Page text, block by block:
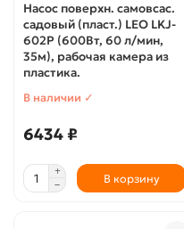
Насос поверхн. самовсас.
садовый (пласт.) LEO LKJ-
602P (600Вт, 60 л/мин,
35м), рабочая камера из
пластика.
В наличии ✓
6434 ₽
В корзину